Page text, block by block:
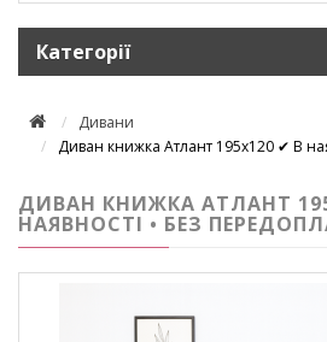
Категорії
Дивани
Диван книжка Атлант 195х120 ✔ В
ДИВАН КНИЖКА АТЛАНТ
НАЯВНОСТІ • БЕЗ